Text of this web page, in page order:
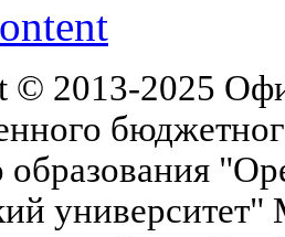
© 2013-2025
университет"